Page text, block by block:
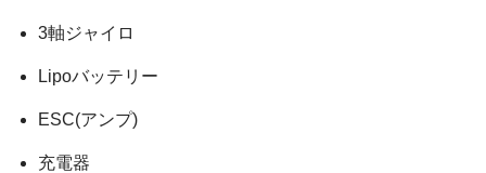
3軸ジャイロ
Lipoバッテリー
ESC(アンプ)
充電器